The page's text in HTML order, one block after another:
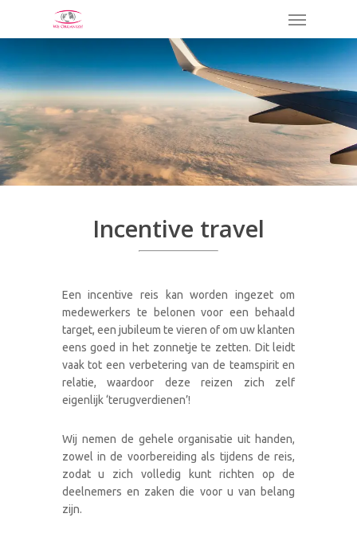
Menu
Incentive travel
Een incentive reis kan worden ingezet om
medewerkers te belonen voor een behaald
target, een jubileum te vieren of om uw klanten
eens goed in het zonnetje te zetten. Dit leidt
vaak tot een verbetering van de teamspirit en
relatie, waardoor deze reizen zich zelf
eigenlijk ‘terugverdienen’!
Wij nemen de gehele organisatie uit handen,
zowel in de voorbereiding als tijdens de reis,
zodat u zich volledig kunt richten op de
deelnemers en zaken die voor u van belang
zijn.